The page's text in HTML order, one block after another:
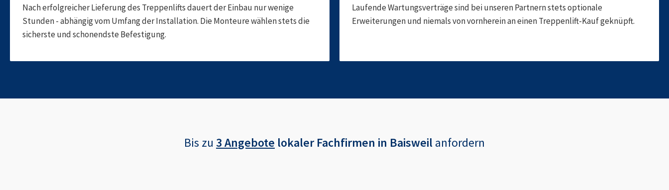
Nach erfolgreicher Lieferung des Treppenlifts dauert der Einbau nur wenige
Stunden - abhängig vom Umfang der Installation. Die Monteure wählen stets die
sicherste und schonendste Befestigung.
Laufende Wartungsverträge sind bei unseren Partnern stets optionale
Erweiterungen und niemals von vornherein an einen Treppenlift-Kauf geknüpft.
Bis zu 3 Angebote lokaler Fachfirmen in Baisweilanfordern